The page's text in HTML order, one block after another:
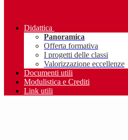
Didattica
Panoramica
Offerta formativa
I progetti delle classi
Valorizzazione eccellenze
Documenti utili
Modulistica e Crediti
Link utili